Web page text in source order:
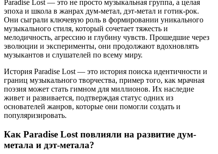
Paradise Lost — это не просто музыкальная группа, а целая
эпоха и школа в жанрах дум-метал, дэт-метал и готик-рок.
Они сыграли ключевую роль в формировании уникального
музыкального стиля, который сочетает тяжесть и
мелодичность, агрессию и глубину чувств. Прошедшие через
эволюции и эксперименты, они продолжают вдохновлять
музыкантов и слушателей по всему миру.
История Paradise Lost — это история поиска идентичности и
границ музыкального творчества, пример того, как мрачная
поэзия может стать гимном для миллионов. Их наследие
живет и развивается, подтверждая статус одних из
основателей жанров, которые они помогли создать и
популяризировать.
Как Paradise Lost повлияли на развитие дум-
метала и дэт-метала?